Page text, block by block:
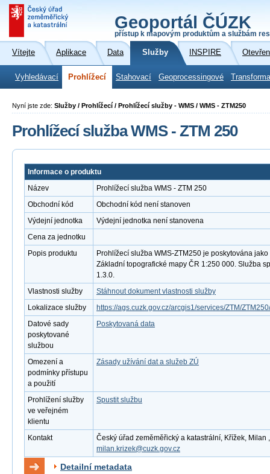
Geoportál ČÚZK
přístup k mapovým produktům a službám
Vítejte Aplikace Data Služby INSPIRE
Vyhledávací Prohlížecí Stahovací Geoprocessingové
Nyní jste zde: Služby / Prohlížecí / Prohlížecí služby - WMS / WMS - ZTM250
Prohlížecí služba WMS - ZTM 250
Informace o produktu
Název
Prohlížecí služba WMS - ZTM 250
Obchodní kód
Obchodní kód není stanoven
Výdejní jednotka
Výdejní jednotka není stanovena
Cena za jednotku
Popis produktu
Prohlížecí služba WMS-ZTM250 je poskytována
Základní topografické mapy ČR 1:250 000. Služba
1.3.0.
Vlastnosti služby
Stáhnout dokument vlastnosti služby
Lokalizace služby
https://ags.cuzk.gov.cz/arcgis1/services/ZTM/
Datové sady
poskytované
službou
Poskytovaná data
Omezení a
podmínky přístupu
a použití
Zásady užívání dat a služeb ZÚ
Prohlížení služby
ve veřejném
klientu
Spustit službu
Kontakt
Český úřad zeměměřický a katastrální, Křížek, Milan
milan.krizek@cuzk.gov.cz
Detailní metadata